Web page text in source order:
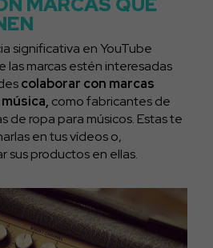
significativa en YouTube
las marcas estén interesadas
colaborar con marcas
como fabricantes de
de ropa para músicos. Estas te
en tus vídeos o,
sus productos en ellas.